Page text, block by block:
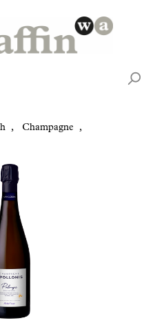
, Champagne
,